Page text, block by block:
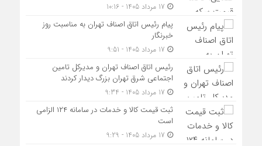
پیام رئیس اتاق اصناف تهران به مناسبت روز
خبرنگار
رئیس اتاق اصناف تهران و مدیرکل تامین
اجتماعی شرق تهران بزرگ دیدار کردند
ثبت قیمت کالا و خدمات در سامانه ۱۲۴ الزامی
است